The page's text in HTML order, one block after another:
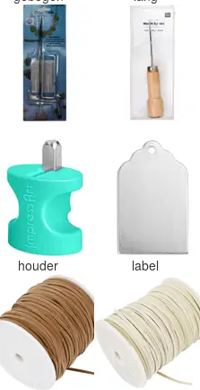
houder label